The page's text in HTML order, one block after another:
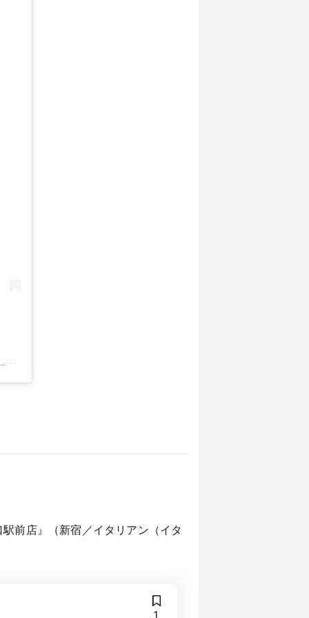
前店』（新宿／イタリアン（イタ
1